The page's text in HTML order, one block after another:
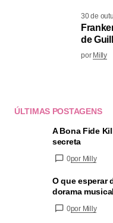
30 de
de
por Milly
ÚLTIMAS POSTAGENS
A Bona Fide
secreta
0por Milly
O que esperar
dorama
0por Milly